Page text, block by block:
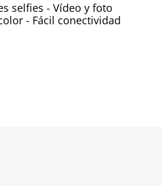
selfies - Vídeo y foto
- Fácil conectividad